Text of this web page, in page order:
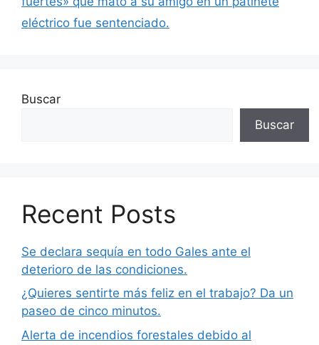
eléctrico fue sentenciado.
Buscar
Buscar
Recent Posts
Se declara sequía en todo Gales ante el
deterioro de las condiciones.
¿Quieres sentirte más feliz en el trabajo? Da un
paseo de cinco minutos.
Alerta de incendios forestales debido al